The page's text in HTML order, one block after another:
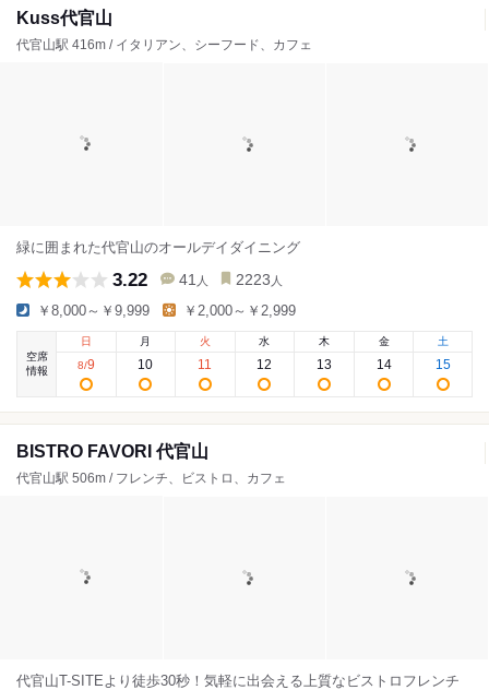
Kuss代官山
代官山駅 416m / イタリアン、シーフード、カフェ
緑に囲まれた代官山のオールデイダイニング
3.22 41 人 2223 人
￥8,000～￥9,999 ￥2,000～￥2,999
空席
情報
日
8/9
月
10
火
11
水
12
木
13
金
14
土
15
BISTRO FAVORI 代官山
代官山駅 506m / フレンチ、ビストロ、カフェ
代官山T-SITEより徒歩30秒！気軽に出会える上質なビストロフレンチ